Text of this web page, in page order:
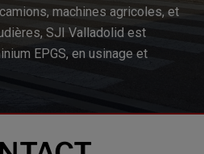
machines agricoles, et
SJI Valladolid est
EPGS, en usinage et